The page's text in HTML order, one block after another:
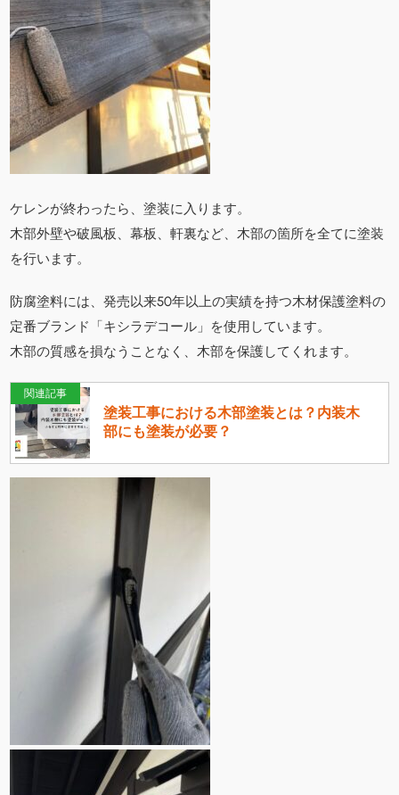
ケレンが終わったら、塗装に入ります。
木部外壁や破風板、幕板、軒裏など、木部の箇所を全てに塗装
を行います。
防腐塗料には、発売以来50年以上の実績を持つ木材保護塗料の
定番ブランド「キシラデコール」を使用しています。
木部の質感を損なうことなく、木部を保護してくれます。
関連記事
塗装工事における木部塗装とは？内装木
部にも塗装が必要？